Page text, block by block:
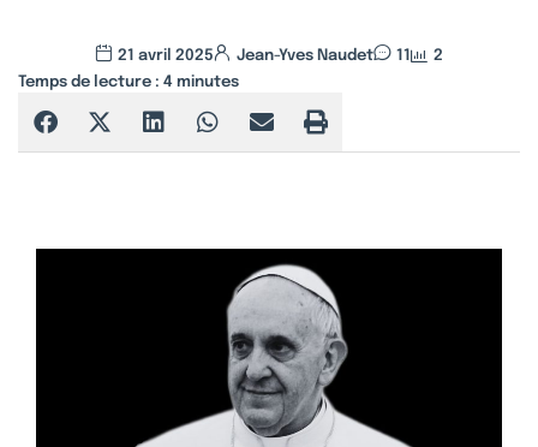
21 avril 2025 Jean-Yves Naudet 11
2
Temps de lecture : 4 minutes